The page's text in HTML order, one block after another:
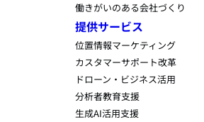
働きがいのある会社づくり
提供サービス
位置情報マーケティング
カスタマーサポート改革
ドローン・ビジネス活用
分析者教育支援
生成AI活用支援